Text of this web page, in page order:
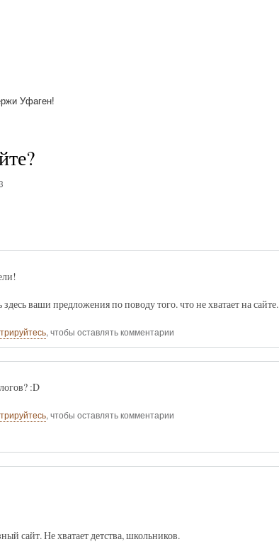
Уфаген!
ваши предложения по поводу того. что не хватает на сайте.
, чтобы оставлять комментарии
:D
, чтобы оставлять комментарии
сайт. Не хватает детства, школьников.